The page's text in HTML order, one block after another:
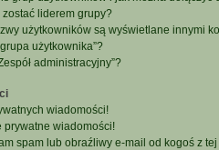
liderem grupy?
użytkowników są wyświetlane innymi
użytkownika”?
administracyjny”?
wiadomości!
prywatne wiadomości!
spam lub obraźliwy e-mail od kogoś z